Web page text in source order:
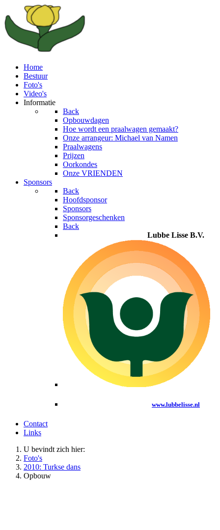
Home
Bestuur
Foto's
Video's
Informatie
Back
Opbouwdagen
Hoe wordt een praalwagen gemaakt?
Onze arrangeur: Michael van Namen
Praalwagens
Prijzen
Oorkondes
Onze VRIENDEN
Sponsors
Back
Hoofdsponsor
Sponsors
Sponsorgeschenken
Back
Lubbe Lisse B.V.
www.lubbelisse.nl
Contact
Links
U bevindt zich hier:
Foto's
2010: Turkse dans
Opbouw